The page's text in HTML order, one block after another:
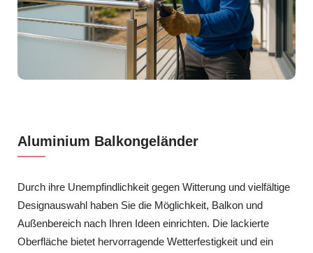
Aluminium Balkongeländer
Durch ihre Unempfindlichkeit gegen Witterung und vielfältige
Designauswahl haben Sie die Möglichkeit, Balkon und
Außenbereich nach Ihren Ideen einrichten. Die lackierte
Oberfläche bietet hervorragende Wetterfestigkeit und ein